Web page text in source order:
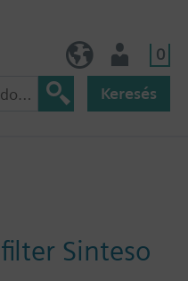
0
Keresés
Sinteso